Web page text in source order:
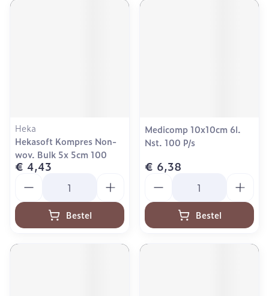
Heka
Hekasoft Kompres Non-
wov. Bulk 5x 5cm 100
€ 4,43
Bestel
Medicomp 10x10cm 6l.
Nst. 100 P/s
€ 6,38
Bestel